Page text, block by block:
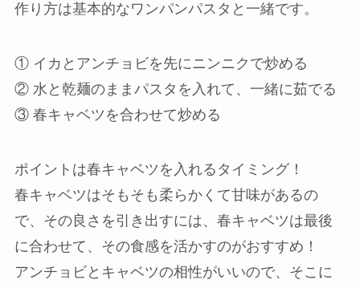
作り方は基本的なワンパンパスタと一緒です。
① イカとアンチョビを先にニンニクで炒める
② 水と乾麺のままパスタを入れて、一緒に茹でる
③ 春キャベツを合わせて炒める
ポイントは春キャベツを入れるタイミング！
春キャベツはそもそも柔らかくて甘味があるの
で、その良さを引き出すには、春キャベツは最後
に合わせて、その食感を活かすのがおすすめ！
アンチョビとキャベツの相性がいいので、そこに